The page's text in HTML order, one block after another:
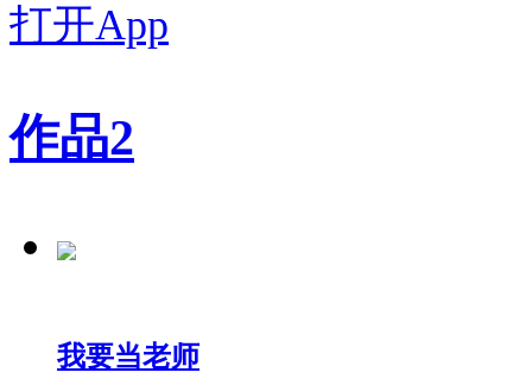
打开App
作品2
我要当老师